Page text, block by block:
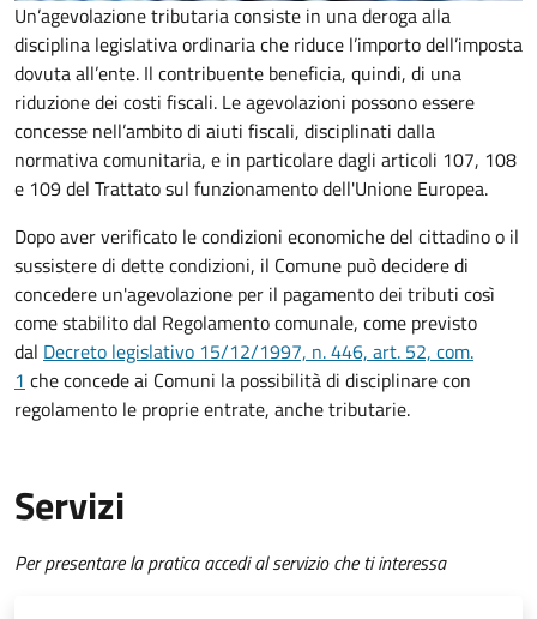
Un’agevolazione tributaria consiste in una deroga alla
disciplina legislativa ordinaria che riduce l’importo dell’imposta
dovuta all’ente. Il contribuente beneficia, quindi, di una
riduzione dei costi fiscali. Le agevolazioni possono essere
concesse nell’ambito di aiuti fiscali, disciplinati dalla
normativa comunitaria, e in particolare dagli articoli 107, 108
e 109 del Trattato sul funzionamento dell'Unione Europea.
Dopo aver verificato le condizioni economiche del cittadino o il
sussistere di dette condizioni, il Comune può decidere di
concedere un'agevolazione per il pagamento dei tributi così
come stabilito dal Regolamento comunale, come previsto
dal Decreto legislativo 15/12/1997, n. 446, art. 52, com.
1 che concede ai Comuni la possibilità di disciplinare con
regolamento le proprie entrate, anche tributarie.
Servizi
Per presentare la pratica accedi al servizio che ti interessa